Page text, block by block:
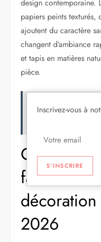
design contemporaine.
papiers peints texturés,
ajoutent du caractère
changent d’ambiance
et tapis en matières
pièce.
Lire aussi : Tête
Comment
facilement
2026
Inscrivez-vous à
S'INSCRIRE